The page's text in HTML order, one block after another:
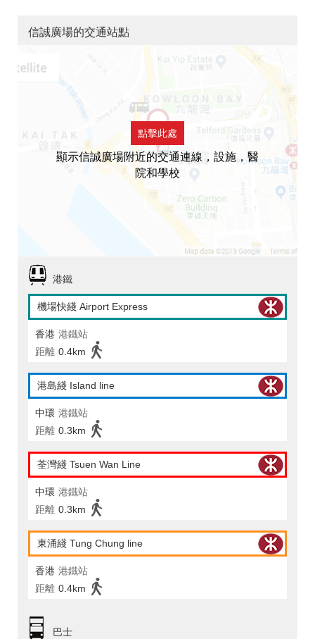
信誠廣場的交通站點
點擊此處
顯示信誠廣場附近的交通連線，設施，醫
院和學校
港鐵
機場快綫 Airport Express
香港 港鐵站
距離 0.4km
港島綫 Island line
中環 港鐵站
距離 0.3km
荃灣綫 Tsuen Wan Line
中環 港鐵站
距離 0.3km
東涌綫 Tung Chung line
香港 港鐵站
距離 0.4km
巴士